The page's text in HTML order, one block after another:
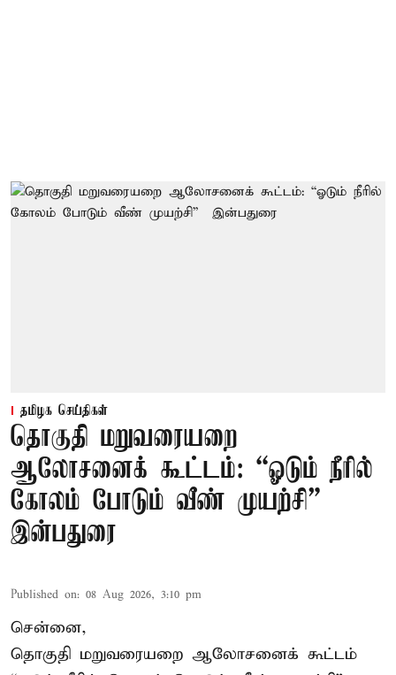
தமிழக செய்திகள்
தொகுதி மறுவரையறை
ஆலோசனைக் கூட்டம்: “ஓடும் நீரில்
கோலம் போடும் வீண் முயற்சி” –
இன்பதுரை
Published on: 08 Aug 2026, 3:10 pm
சென்னை,
தொகுதி மறுவரையறை ஆலோசனைக் கூட்டம்